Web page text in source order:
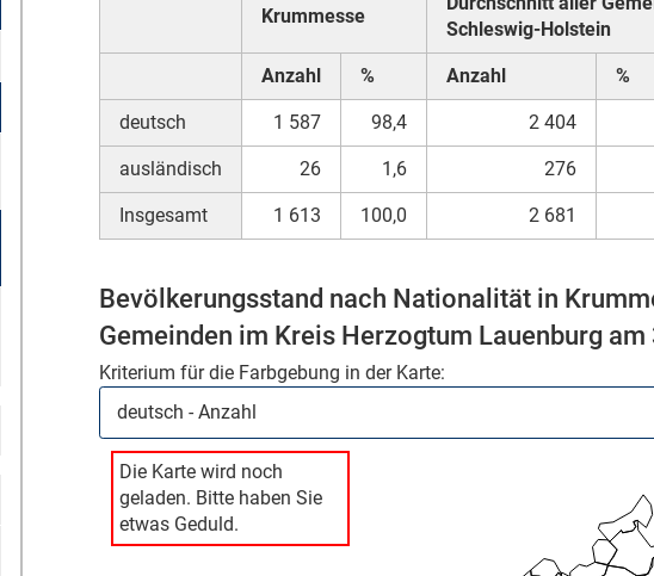
Holstein
Krummesse
Schleswig-Holstein
Anzahl % Anzahl %
deutsch 1 587 98,4 2 404
ausländisch 26 1,6 276
Insgesamt 1 613 100,0 2 681
Bevölkerungsstand nach Nationalität in
Gemeinden im Kreis Herzogtum Lauenburg
Kriterium für die Farbgebung in der Karte:
Die Karte wird noch
geladen. Bitte haben Sie
etwas Geduld.